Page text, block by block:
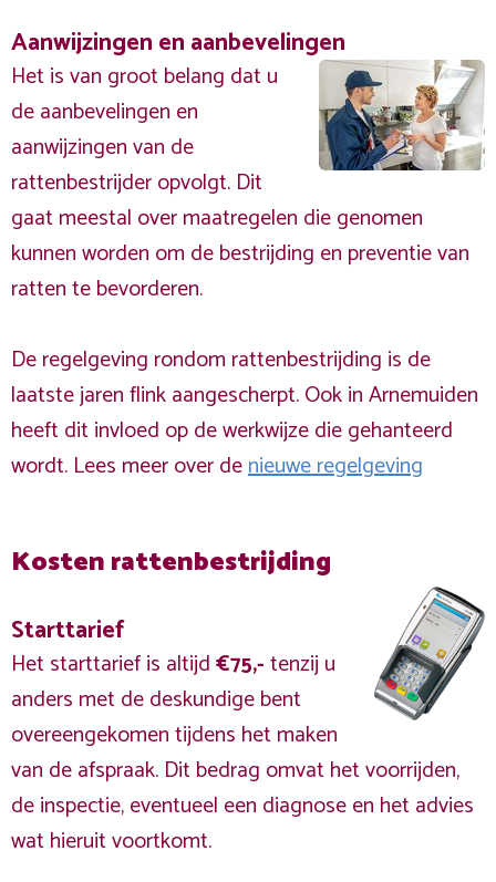
Aanwijzingen en aanbevelingen
Het is van groot belang dat u
de aanbevelingen en
aanwijzingen van de
rattenbestrijder opvolgt. Dit
gaat meestal over maatregelen die genomen
kunnen worden om de bestrijding en preventie van
ratten te bevorderen.
De regelgeving rondom rattenbestrijding is de
laatste jaren flink aangescherpt. Ook in Arnemuiden
heeft dit invloed op de werkwijze die gehanteerd
wordt. Lees meer over denieuwe regelgeving
Kosten rattenbestrijding
Starttarief
Het starttarief is altijd€75,-tenzij u
anders met de deskundige bent
overeengekomen tijdens het maken
van de afspraak. Dit bedrag omvat het voorrijden,
de inspectie, eventueel een diagnose en het advies
wat hieruit voortkomt.